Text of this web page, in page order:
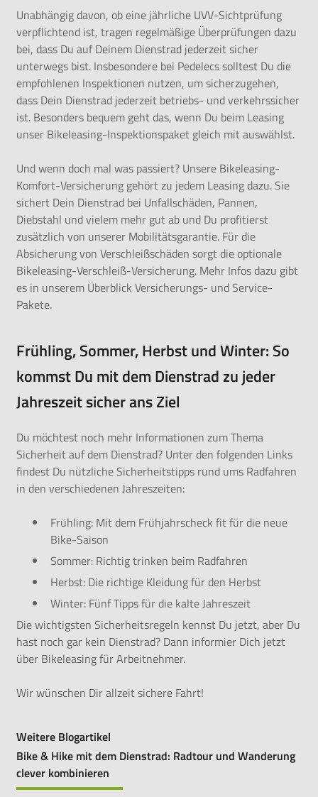
Unabhängig davon, ob eine jährliche UVV-Sichtprüfung
verpflichtend ist, tragen regelmäßige Überprüfungen dazu
bei, dass Du auf Deinem Dienstrad jederzeit sicher
unterwegs bist. Insbesondere bei Pedelecs solltest Du die
empfohlenen Inspektionen nutzen, um sicherzugehen,
dass Dein Dienstrad jederzeit betriebs- und verkehrssicher
ist. Besonders bequem geht das, wenn Du beim Leasing
unser Bikeleasing-Inspektionspaket gleich mit auswählst.
Und wenn doch mal was passiert? Unsere Bikeleasing-
Komfort-Versicherung gehört zu jedem Leasing dazu. Sie
sichert Dein Dienstrad bei Unfallschäden, Pannen,
Diebstahl und vielem mehr gut ab und Du profitierst
zusätzlich von unserer Mobilitätsgarantie. Für die
Absicherung von Verschleißschäden sorgt die optionale
Bikeleasing-Verschleiß-Versicherung. Mehr Infos dazu gibt
es in unserem Überblick Versicherungs- und Service-
Pakete.
Frühling, Sommer, Herbst und Winter: So
kommst Du mit dem Dienstrad zu jeder
Jahreszeit sicher ans Ziel
Du möchtest noch mehr Informationen zum Thema
Sicherheit auf dem Dienstrad? Unter den folgenden Links
findest Du nützliche Sicherheitstipps rund ums Radfahren
in den verschiedenen Jahreszeiten:
Frühling: Mit dem Frühjahrscheck fit für die neue
Bike-Saison
Sommer: Richtig trinken beim Radfahren
Herbst: Die richtige Kleidung für den Herbst
Winter: Fünf Tipps für die kalte Jahreszeit
Die wichtigsten Sicherheitsregeln kennst Du jetzt, aber Du
hast noch gar kein Dienstrad? Dann informier Dich jetzt
über Bikeleasing für Arbeitnehmer.
Wir wünschen Dir allzeit sichere Fahrt!
Weitere Blogartikel
Bike & Hike mit dem Dienstrad: Radtour und Wanderung
clever kombinieren